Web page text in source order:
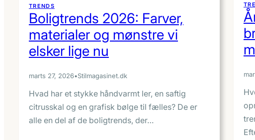
TRENDS
Boligtrends 2026: Farver,
materialer og mønstre vi
elsker lige nu
marts 27, 2026•Stilmagasinet.dk
Hvad har et stykke håndvarmt ler, en saftig
citrusskal og en grafisk bølge til fælles? De er
alle en del af de boligtrends, der…